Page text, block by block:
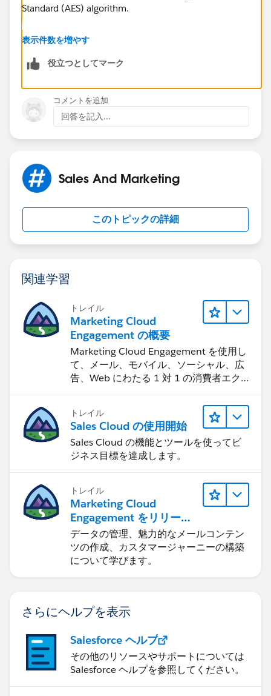
Standard (AES) algorithm.
Development: You can use Apex Crypto class. Head to
community,https://developer.salesforce.com/
Eric
表示件数を増やす
役立つとしてマーク
コメントを追加
回答を記入...
Sales And Marketing
このトピックの詳細
関連学習
トレイル
Marketing Cloud
Engagement の概要
Marketing Cloud Engagement を使用し
て、メール、モバイル、ソーシャル、広
告、Web にわたる 1 対 1 の消費者エク
トレイル
Sales Cloud の使用開始
Sales Cloud の機能とツールを使ってビ
ジネス目標を達成します。
トレイル
Marketing Cloud
Engagement をリリース
する
データの管理、魅力的なメールコンテン
ツの作成、カスタマージャーニーの構築
について学びます。
さらにヘルプを表示
Salesforce ヘルプ
その他のリソースやサポートについては
Salesforce ヘルプを参照してください。